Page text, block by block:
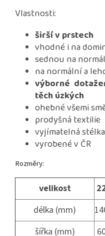
Vlastnosti:
širší v prstech
vhodné i na
sednou na
na normální a
výborné
těch úzkých
ohebné všemi
prodyšná textilie
vyjímatelná stélka
vyrobené v ČR
Rozměry:
velikost
délka (mm)
šířka (mm)